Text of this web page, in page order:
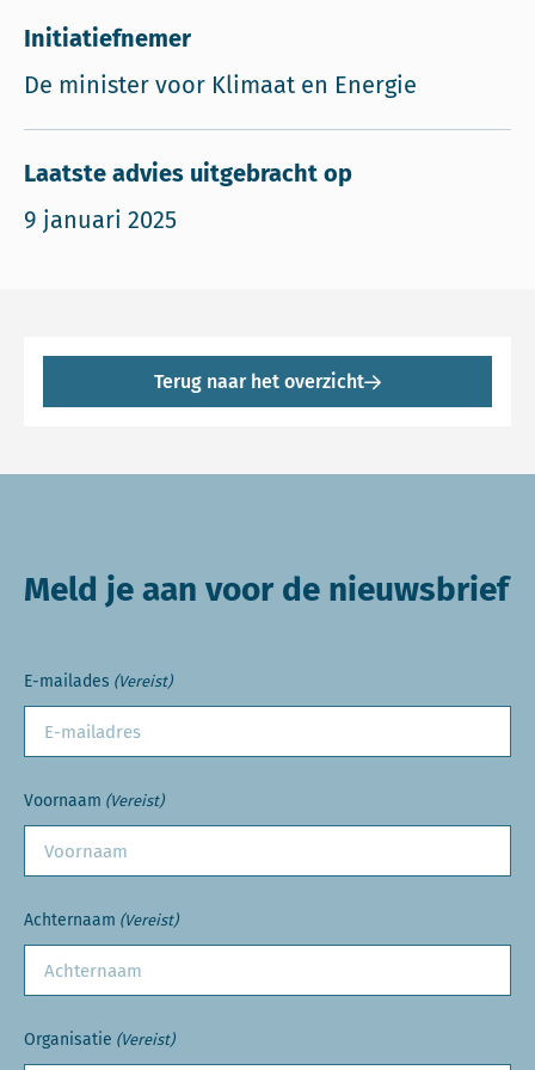
Initiatiefnemer
De minister voor Klimaat en Energie
Laatste advies uitgebracht op
9 januari 2025
Terug naar het overzicht
Meld je aan voor de nieuwsbrief
E-mailades (Vereist)
Voornaam (Vereist)
Achternaam (Vereist)
Organisatie (Vereist)